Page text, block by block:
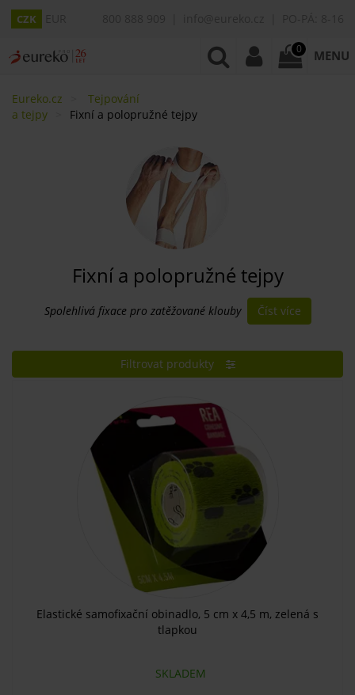
CZK
0 MENU
Eureko.cz
Tejpování
a tejpy
Fixní a polopružné tejpy
Fixní a polopružné tejpy
Spolehlivá fixace pro zatěžované klouby Číst více
Filtrovat produkty
Elastické samofixační obinadlo, 5 cm x 4,5 m, zelená s
tlapkou
SKLADEM